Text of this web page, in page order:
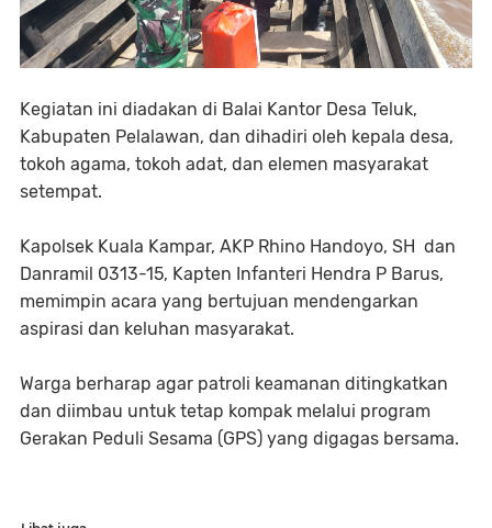
Kegiatan ini diadakan di Balai Kantor Desa Teluk,
Kabupaten Pelalawan, dan dihadiri oleh kepala desa,
tokoh agama, tokoh adat, dan elemen masyarakat
setempat.
Kapolsek Kuala Kampar, AKP Rhino Handoyo, SH dan
Danramil 0313-15, Kapten Infanteri Hendra P Barus,
memimpin acara yang bertujuan mendengarkan
aspirasi dan keluhan masyarakat.
Warga berharap agar patroli keamanan ditingkatkan
dan diimbau untuk tetap kompak melalui program
Gerakan Peduli Sesama (GPS) yang digagas bersama.